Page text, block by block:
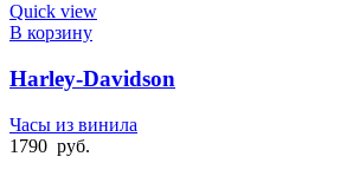
Quick view
В корзину
Harley-Davidson
Часы из винила
1790 руб.